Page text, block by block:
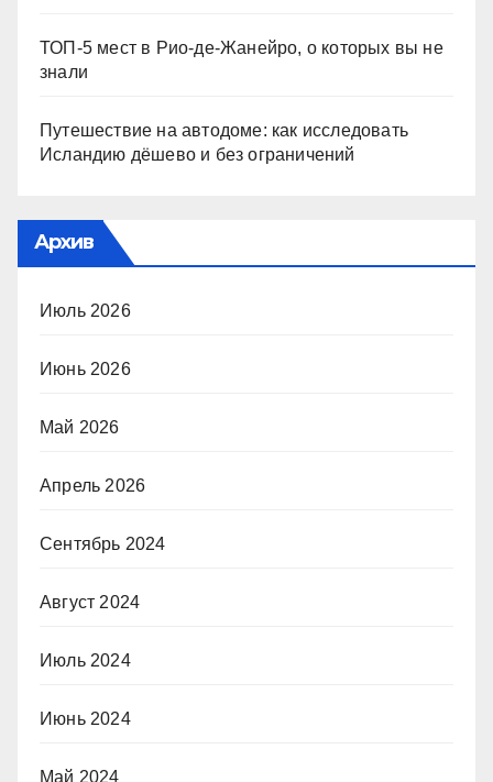
ТОП-5 мест в Рио-де-Жанейро, о которых вы не
знали
Путешествие на автодоме: как исследовать
Исландию дёшево и без ограничений
Архив
Июль 2026
Июнь 2026
Май 2026
Апрель 2026
Сентябрь 2024
Август 2024
Июль 2024
Июнь 2024
Май 2024